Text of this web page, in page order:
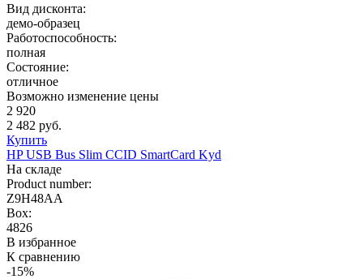
Вид дисконта:
демо-образец
Работоспособность:
полная
Состояние:
отличное
Возможно изменение цены
2 920
2 482 руб.
Купить
HP USB Bus Slim CCID SmartCard Kyd
На складе
Product number:
Z9H48AA
Box:
4826
В избранное
К сравнению
-15%